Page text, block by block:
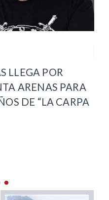
LLEGA POR
ARENAS PARA
DE “LA CARPA